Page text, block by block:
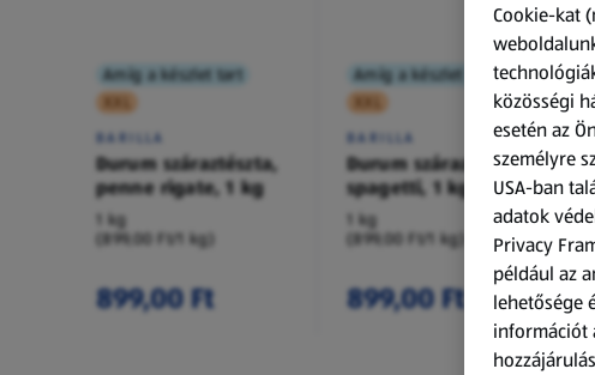
Amíg a készlet tart
XXL
BARILLA
Durum száraztészta,
penne rigate, 1 kg
1 kg
(899,00 Ft/1 kg)
899,00 Ft
Amíg a készlet tart
XXL
BARILLA
Durum száraztészta,
spagetti, 1 kg
1 kg
(899,00 Ft/1 kg)
899,00 Ft
Cookie-kat
közösségi
esetén az
személyre
USA-ban
adatok
Privacy
például az
lehetősége
információt